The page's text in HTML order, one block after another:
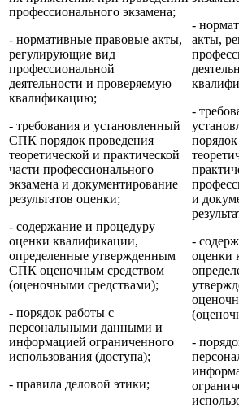
профессионального экзамена;
- нормативные правовые акты,
регулирующие вид
профессиональной
деятельности и проверяемую
квалификацию;
- требования и установленный
СПК порядок проведения
теоретической и практической
части профессионального
экзамена и документирование
результатов оценки;
- содержание и процедуру
оценки квалификации,
определенные утвержденным
СПК оценочным средством
(оценочными средствами);
- порядок работы с
персональными данными и
информацией ограниченного
использования (доступа);
- правила деловой этики;
-
акты,
-
и
-
оценки
-